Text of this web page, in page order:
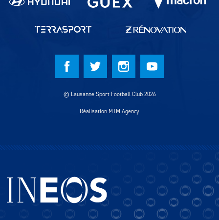
© Lausanne Sport Football Club 2026
Réalisation MTM Agency